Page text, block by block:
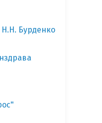
Бурденко